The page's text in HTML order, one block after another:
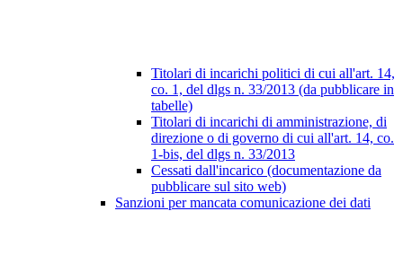
Titolari di incarichi politici di cui all'art. 14,
co. 1, del dlgs n. 33/2013 (da pubblicare in
tabelle)
Titolari di incarichi di amministrazione, di
direzione o di governo di cui all'art. 14, co.
1-bis, del dlgs n. 33/2013
Cessati dall'incarico (documentazione da
pubblicare sul sito web)
Sanzioni per mancata comunicazione dei dati